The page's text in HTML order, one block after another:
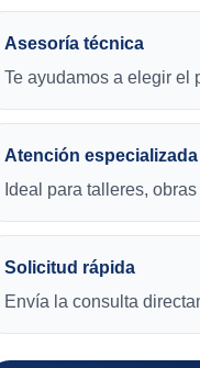
Asesoría técnica
Te ayudamos a elegir el
Atención especializada
Ideal para talleres,
Solicitud rápida
Envía la consulta